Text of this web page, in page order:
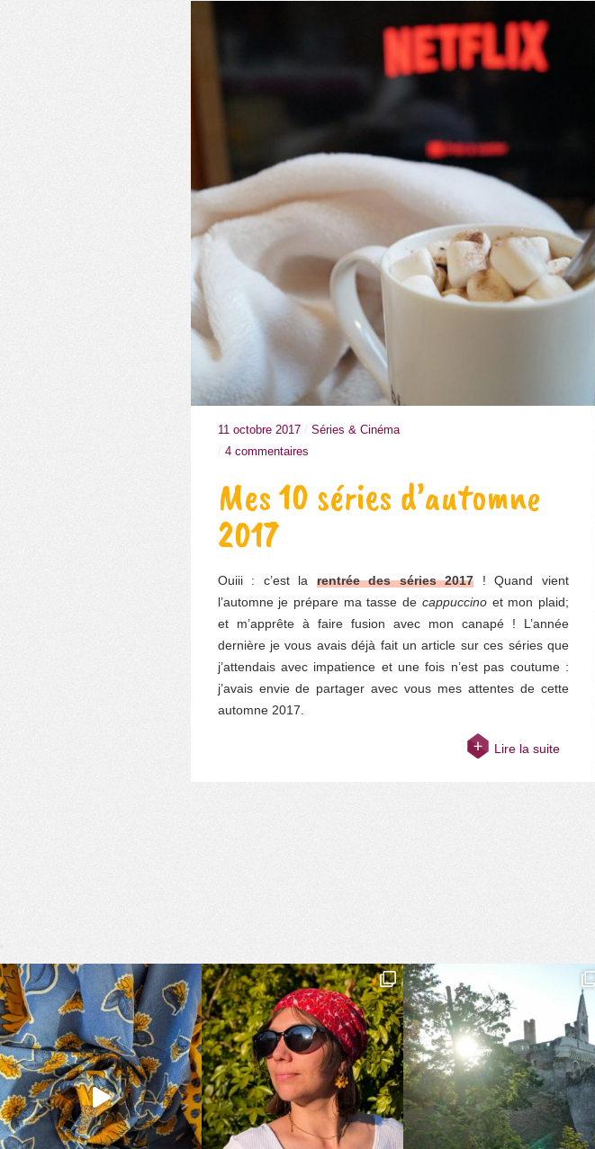
11 octobre 2017/ Séries & Cinéma
/ 4 commentaires
Mes 10 séries d’automne
2017
Ouiii : c’est la rentrée des séries 2017 ! Quand vient
l’automne je prépare ma tasse de cappuccino et mon plaid;
et m’apprête à faire fusion avec mon canapé ! L’année
dernière je vous avais déjà fait un article sur ces séries que
j’attendais avec impatience et une fois n’est pas coutume :
j’avais envie de partager avec vous mes attentes de cette
automne 2017.
Lire la suite